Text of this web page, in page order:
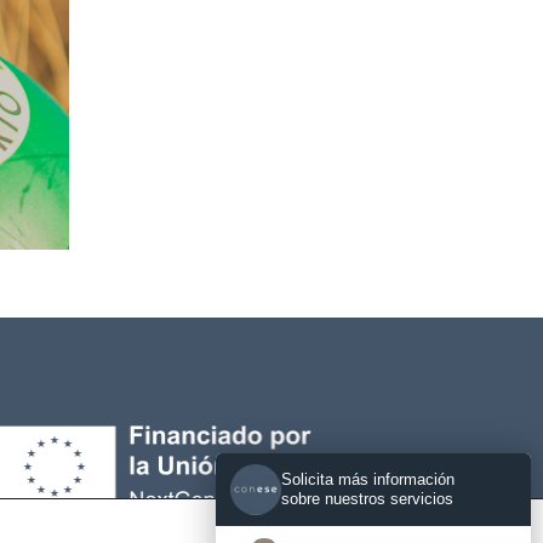
Solicita más información
sobre nuestros servicios